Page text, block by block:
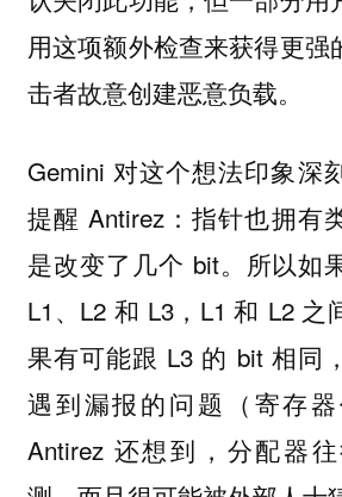
用这项额外检查来获得更强
击者故意创建恶意负载。
Gemini 对这个想法印象深
提醒 Antirez：指针也拥有
是改变了几个 bit。所以如
L1、L2 和 L3，L1 和 L2 之
果有可能跟 L3 的 bit 相同
遇到漏报的问题（寄存器
Antirez 还想到，分配器